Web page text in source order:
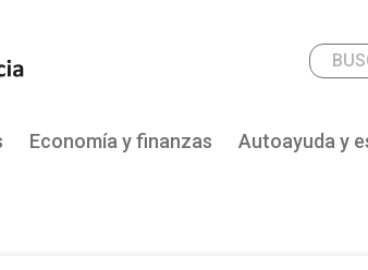
Economía y finanzas Autoayuda y